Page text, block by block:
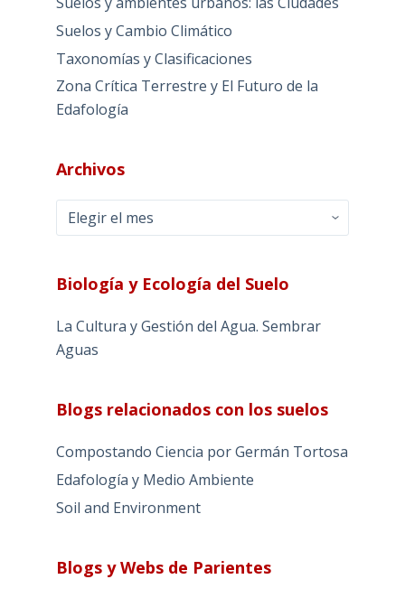
Suelos y Cambio Climático
Taxonomías y Clasificaciones
Zona Crítica Terrestre y El Futuro de la
Edafología
Archivos
Archivos
Biología y Ecología del Suelo
La Cultura y Gestión del Agua. Sembrar
Aguas
Blogs relacionados con los suelos
Compostando Ciencia por Germán Tortosa
Edafología y Medio Ambiente
Soil and Environment
Blogs y Webs de Parientes